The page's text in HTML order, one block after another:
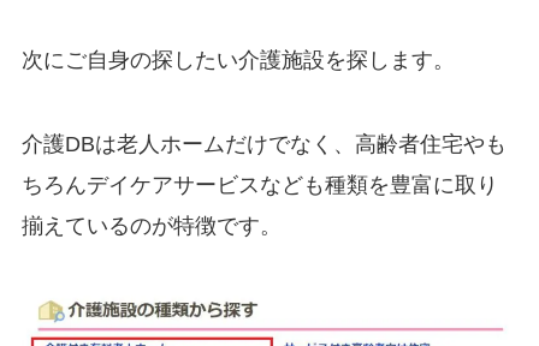
次にご自身の探したい介護施設を探します。
介護DBは老人ホームだけでなく、高齢者住宅やも
ちろんデイケアサービスなども種類を豊富に取り
揃えているのが特徴です。